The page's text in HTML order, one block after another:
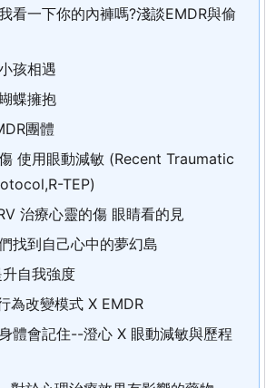
看一下你的內褲嗎?淺談EMDR與偷
孩相遇
蝶擁抱
團體
使用眼動減敏 (Recent Traumatic
TEP)
治療心靈的傷 眼睛看的見
找到自己心中的夢幻島
自我強度
為改變模式 X EMDR
體會記住--澄心 X 眼動減敏與歷程